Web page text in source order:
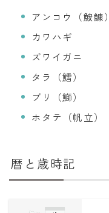
アンコウ（鮟鱇）
カワハギ
ズワイガニ
タラ（鱈）
ブリ（鰤）
ホタテ（帆立）
暦と歳時記